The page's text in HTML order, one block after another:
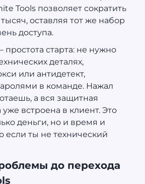
Tools позволяет сократить
оставляя тот же набор
доступа.
простота старта: не нужно
деталях,
или антидетект,
в команде. Нажал
а вся защитная
встроена в клиент. Это
деньги, но и время и
если ты не технический
до перехода